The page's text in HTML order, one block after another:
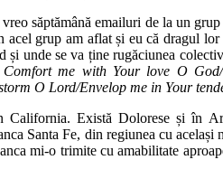
săptămână emailuri de la un
acel grup am aflat și eu că dragul lor
și unde se va ține rugăciunea
Comfort me with Your love O
O Lord/Envelop me in Your
California. Există Dolorese și în
Santa Fe, din regiunea cu
mi-o trimite cu amabilitate